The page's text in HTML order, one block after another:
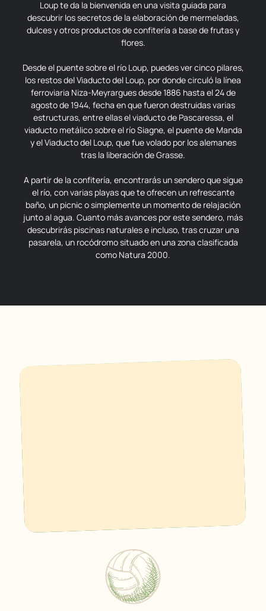
Loup te da la bienvenida en una visita guiada para
descubrir los secretos de la elaboración de mermeladas,
dulces y otros productos de confitería a base de frutas y
flores.
Desde el puente sobre el río Loup, puedes ver cinco pilares,
los restos del Viaducto del Loup, por donde circuló la línea
ferroviaria Niza-Meyrargues desde 1886 hasta el 24 de
agosto de 1944, fecha en que fueron destruidas varias
estructuras, entre ellas el viaducto de Pascaressa, el
viaducto metálico sobre el río Siagne, el puente de Manda
y el Viaducto del Loup, que fue volado por los alemanes
tras la liberación de Grasse.
A partir de la confitería, encontrarás un sendero que sigue
el río, con varias playas que te ofrecen un refrescante
baño, un picnic o simplemente un momento de relajación
junto al agua. Cuanto más avances por este sendero, más
descubrirás piscinas naturales e incluso, tras cruzar una
pasarela, un rocódromo situado en una zona clasificada
como Natura 2000.